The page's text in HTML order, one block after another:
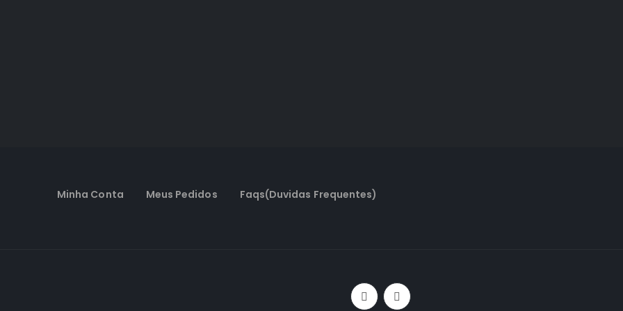
Minha Conta Meus Pedidos Faqs(Duvidas Frequentes)